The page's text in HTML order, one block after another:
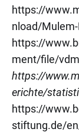
https://
nload/
https://
ment/file/vdm
https://
erichte/
https://
stiftung.de/